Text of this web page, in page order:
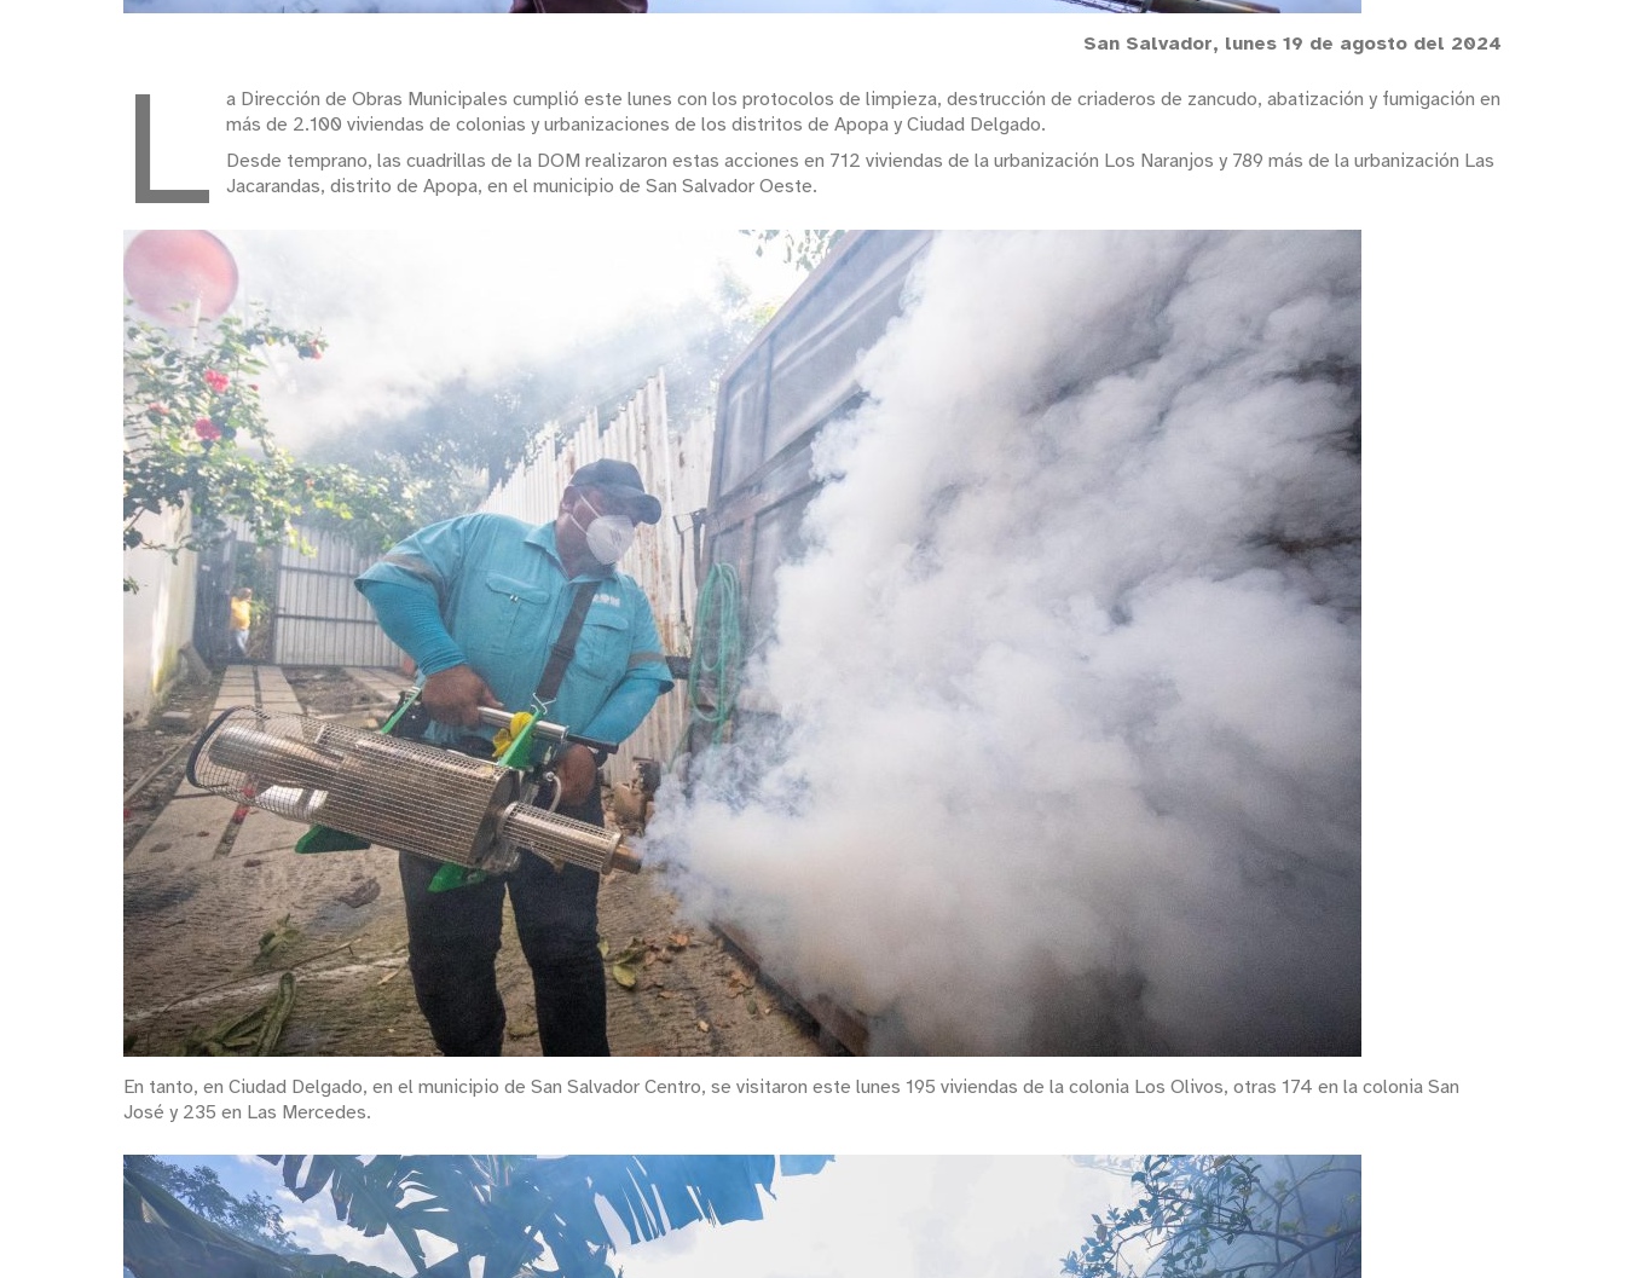
San Salvador, lunes 19 de agosto del 2024
L
a Dirección de Obras Municipales cumplió este lunes con los protocolos de limpieza, destrucción de criaderos de zancudo, abatización y fumigación en
más de 2.100 viviendas de colonias y urbanizaciones de los distritos de Apopa y Ciudad Delgado.
Desde temprano, las cuadrillas de la DOM realizaron estas acciones en 712 viviendas de la urbanización Los Naranjos y 789 más de la urbanización Las
Jacarandas, distrito de Apopa, en el municipio de San Salvador Oeste.
En tanto, en Ciudad Delgado, en el municipio de San Salvador Centro, se visitaron este lunes 195 viviendas de la colonia Los Olivos, otras 174 en la colonia San
José y 235 en Las Mercedes.